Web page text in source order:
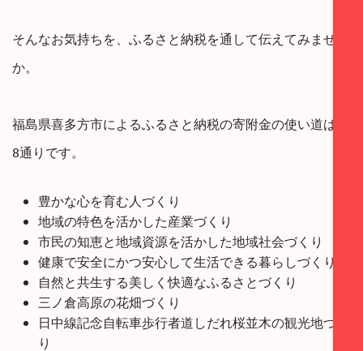
そんなお気持ちを、ふるさと納税を通して伝えてみません
か。
福島県喜多方市によるふるさと納税の寄附金の使い道は、
8通りです。
豊かな心を育む人づくり
地域の特色を活かした産業づくり
市民の知恵と地域資源を活かした地域社会づくり
健康で安全にかつ安心して生活できる暮らしづくり
自然と共生する美しく快適なふるさとづくり
三ノ倉高原の花畑づくり
日中線記念自転車歩行者道しだれ桜並木の観光地づく
り